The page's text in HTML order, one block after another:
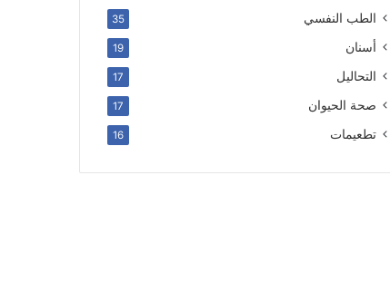
الطب النفسي 35
أسنان 19
التحاليل 17
صحة الحيوان 17
تطعيمات 16